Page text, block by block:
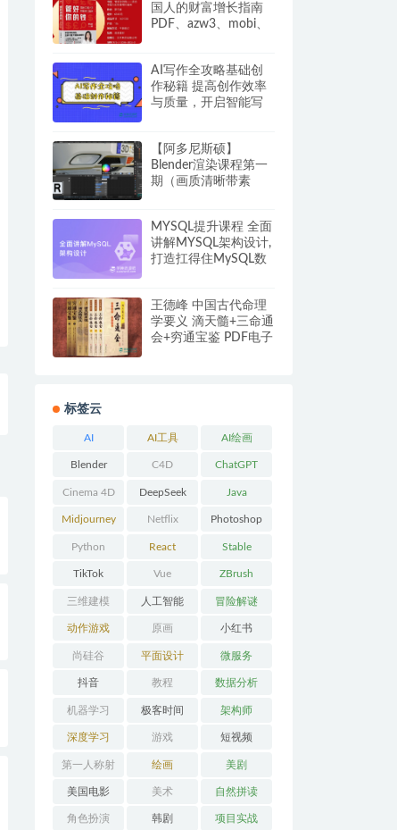
国人的财富增长指南
PDF、azw3、mobi、
AI写作全攻略基础创
作秘籍 提高创作效率
与质量，开启智能写
【阿多尼斯硕】
Blender渲染课程第一
期（画质清晰带素
MYSQL提升课程 全面
讲解MYSQL架构设计,
打造扛得住MySQL数
王德峰 中国古代命理
学要义 滴天髓+三命通
会+穷通宝鉴 PDF电子
标签云
AI AI工具 AI绘画
Blender C4D ChatGPT
Cinema 4D DeepSeek Java
Midjourney Netflix Photoshop
Python React Stable
Diffusion
TikTok Vue ZBrush
三维建模 人工智能 冒险解谜
AVG
动作游戏
ACT
原画 小红书
尚硅谷 平面设计 微服务
抖音 教程 数据分析
机器学习 极客时间 架构师
深度学习 游戏 短视频
第一人称射
击FPS
绘画 美剧
美国电影 美术 自然拼读
角色扮演 韩剧 项目实战